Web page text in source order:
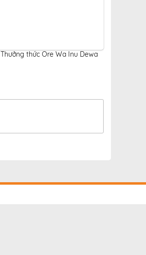
Thưởng thức Ore Wa Inu Dewa